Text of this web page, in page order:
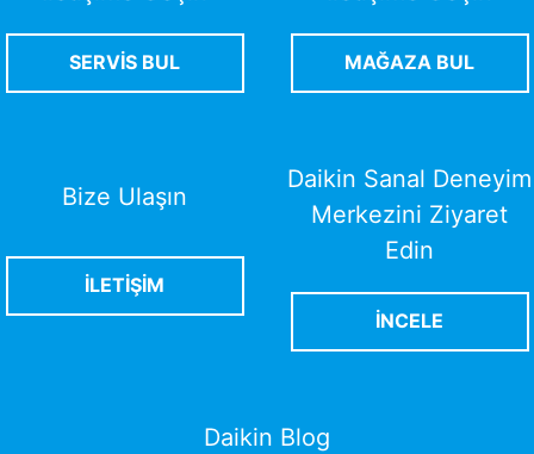
SERVİS BUL MAĞAZA BUL
Bize Ulaşın
İLETİŞİM
Daikin Sanal Deneyim
Merkezini Ziyaret
Edin
İNCELE
Daikin Blog